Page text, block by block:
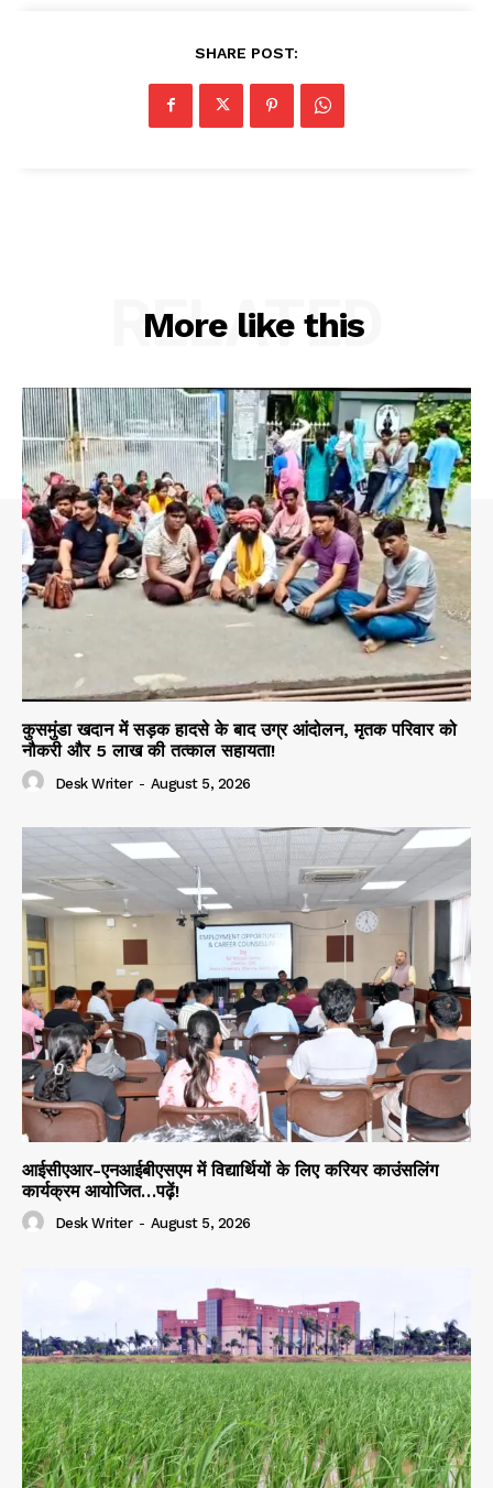
SHARE POST:
More like this
RELATED
कुसमुंडा खदान में सड़क हादसे के बाद उग्र आंदोलन, मृतक परिवार को
नौकरी और 5 लाख की तत्काल सहायता!
Desk Writer - August 5, 2026
आईसीएआर-एनआईबीएसएम में विद्यार्थियों के लिए करियर काउंसलिंग
कार्यक्रम आयोजित…पढ़ें!
Desk Writer - August 5, 2026